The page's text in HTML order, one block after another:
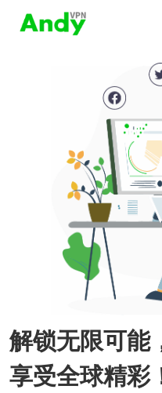
解锁无限可能
享受全球精彩